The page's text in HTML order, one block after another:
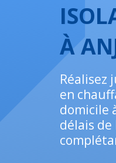
À
Réalisez
en
domicile
délais de